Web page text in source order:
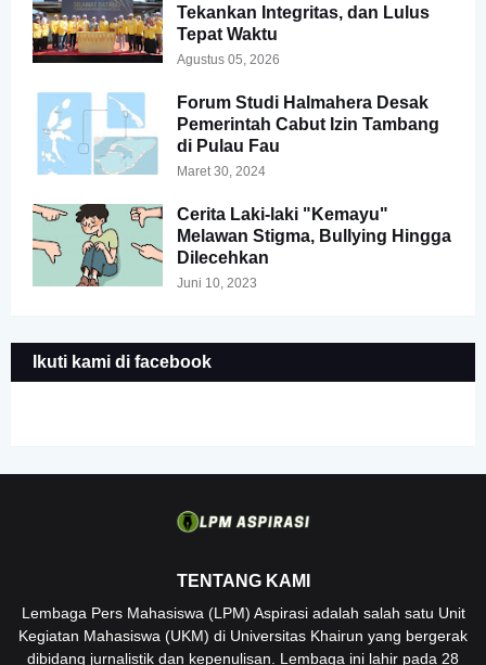
Tekankan Integritas, dan Lulus
Tepat Waktu
Agustus 05, 2026
Forum Studi Halmahera Desak
Pemerintah Cabut Izin Tambang
di Pulau Fau
Maret 30, 2024
Cerita Laki-laki "Kemayu"
Melawan Stigma, Bullying Hingga
Dilecehkan
Juni 10, 2023
Ikuti kami di facebook
TENTANG KAMI
Lembaga Pers Mahasiswa (LPM) Aspirasi adalah salah satu Unit
Kegiatan Mahasiswa (UKM) di Universitas Khairun yang bergerak
dibidang jurnalistik dan kepenulisan. Lembaga ini lahir pada 28